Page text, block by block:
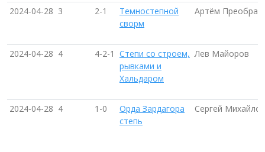
2024-04-28 3 2-1
Темностепной
сворм
Артём
2024-04-28 4 4-2-1 Степи со строем,
рывками и
Хальдаром
Лев Майоров
2024-04-28 4 1-0
Орда Зардагора
степь
Сергей